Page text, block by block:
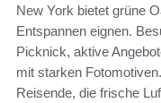
New York bietet grüne
Entspannen eignen.
Picknick, aktive
mit starken
Reisende, die frische